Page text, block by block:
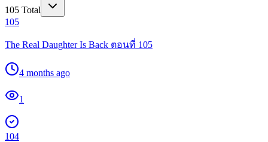
105 Total
105
The Real Daughter Is Back ตอนที่ 105
4 months ago
1
104